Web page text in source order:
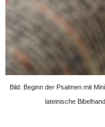
Bild: Beginn der Psalmen mit
lateinische